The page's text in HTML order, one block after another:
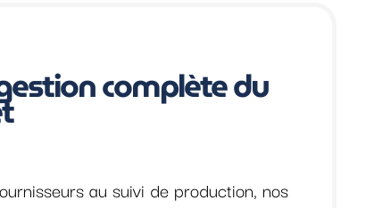
complète du
au suivi de production, nos